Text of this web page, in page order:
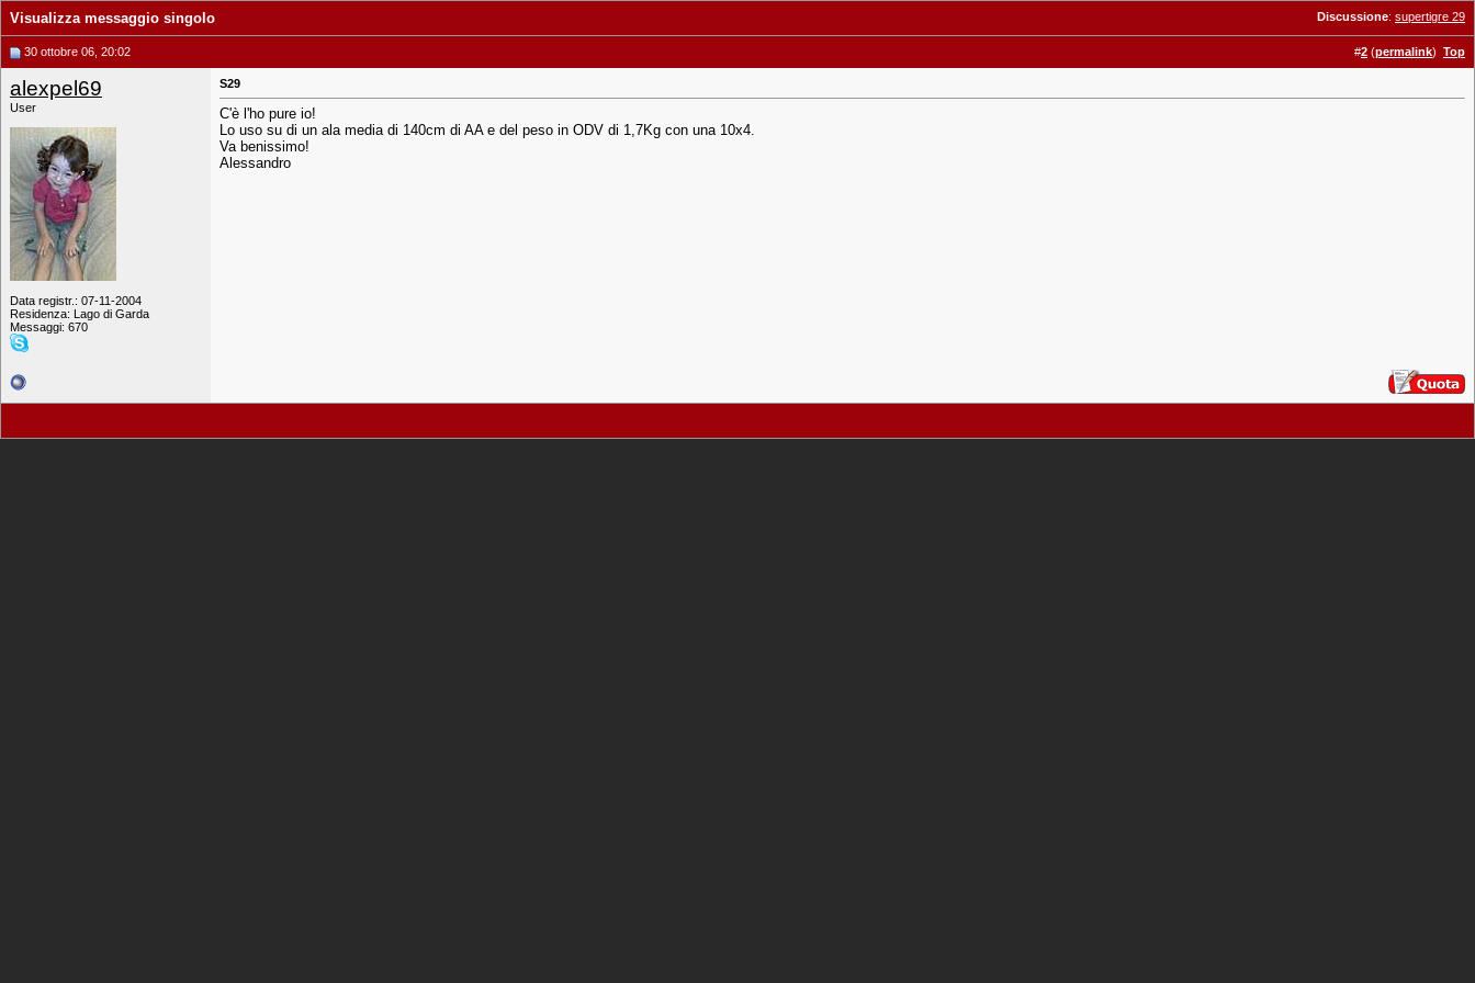
Discussione: supertigre 29
Visualizza messaggio singolo
30 ottobre 06, 20:02 #2 (permalink) Top
alexpel69
User
Data registr.: 07-11-2004
Residenza: Lago di Garda
Messaggi: 670
S29
C'è l'ho pure io!
Lo uso su di un ala media di 140cm di AA e del peso in ODV di 1,7Kg con una 10x4.
Va benissimo!
Alessandro